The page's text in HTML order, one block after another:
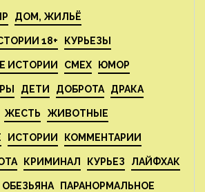
ДОМ, ЖИЛЬЁ
18+ КУРЬЕЗЫ
ИСТОРИИ СМЕХ ЮМОР
ДЕТИ ДОБРОТА ДРАКА
ЖЕСТЬ ЖИВОТНЫЕ
ИСТОРИИ КОММЕНТАРИИ
КРИМИНАЛ КУРЬЕЗ ЛАЙФХАК
ОБЕЗЬЯНА ПАРАНОРМАЛЬНОЕ